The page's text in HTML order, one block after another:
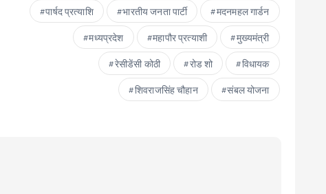
पार्षद प्रत्याशि
भारतीय जनता पार्टी
मदनमहल गार्डन
मध्यप्रदेश
महापौर प्रत्याशी
मुख्यमंत्री
रेसीडेंसी कोठी
रोड शो
विधायक
शिवराजसिंह चौहान
संबल योजना